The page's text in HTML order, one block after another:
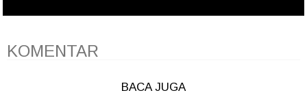
KOMENTAR
BACA JUGA